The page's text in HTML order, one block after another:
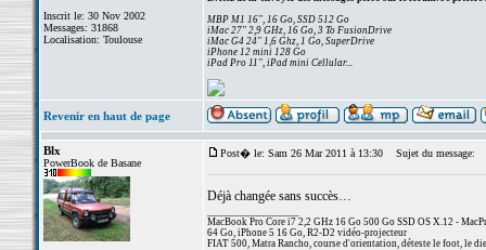
Inscrit le: 30 Nov 2002
Messages: 31868
Localisation: Toulouse
MBP M1 16", 16 Go, SSD 512 Go
iMac 27" 2,9 GHz, 16 Go, 3 To FusionDrive
iMac G4 24" 1,6 Ghz, 1 Go, SuperDrive
iPhone 12 mini 128 Go
iPad Pro 11", iPad mini Cellular...
Revenir en haut de page
Blx
PowerBook de Basane
Post� le: Sam 26 Mar 2011 à 13:30 Sujet du message:
Déjà changée sans succès…
MacBook Pro Core i7 2,2 GHz 16 Go 500 Go SSD OS X.12 -
64 Go, iPhone 5 16 Go, R2-D2 vidéo-projecteur
FIAT 500, Matra Rancho, course d'orientation, déteste le foot, le